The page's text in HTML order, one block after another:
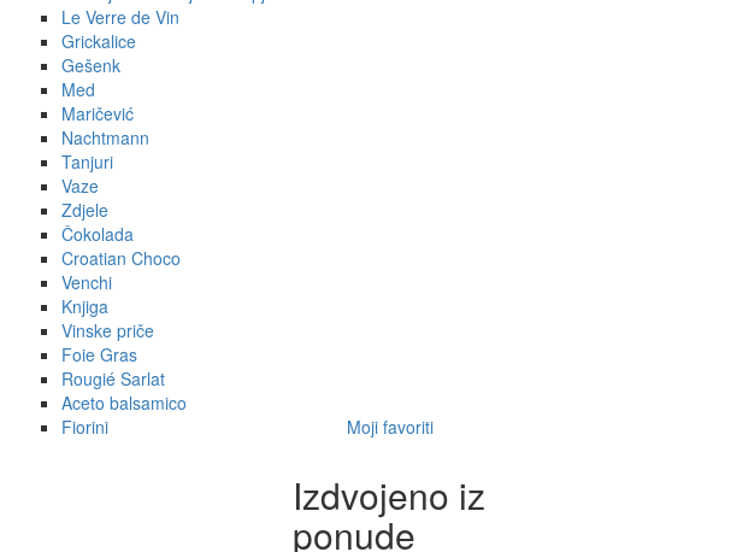
Le Verre de Vin
Grickalice
Gešenk
Med
Maričević
Nachtmann
Tanjuri
Vaze
Zdjele
Čokolada
Croatian Choco
Venchi
Knjiga
Vinske priče
Foie Gras
Rougié Sarlat
Aceto balsamico
Fiorini
Moji favoriti
Izdvojeno iz
ponude